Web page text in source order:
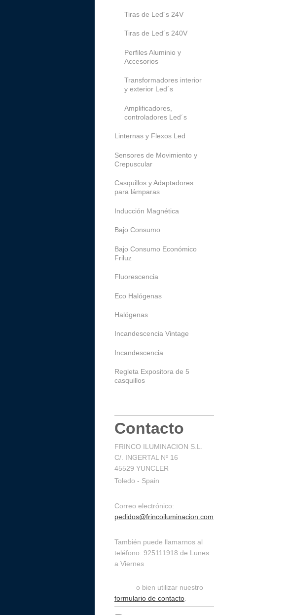
Tiras de Led´s 24V
Tiras de Led´s 240V
Perfiles Aluminio y
Accesorios
Transformadores interior
y exterior Led´s
Amplificadores,
controladores Led´s
Linternas y Flexos Led
Sensores de Movimiento y
Crepuscular
Casquillos y Adaptadores
para lámparas
Inducción Magnética
Bajo Consumo
Bajo Consumo Económico
Friluz
Fluorescencia
Eco Halógenas
Halógenas
Incandescencia Vintage
Incandescencia
Regleta Expositora de 5
casquillos
Contacto
FRINCO ILUMINACION S.L.
C/. INGERTAL Nº 16
45529 YUNCLER
Toledo - Spain
Correo electrónico:
pedidos@frincoiluminacion.com
También puede llamarnos al
teléfono: 925111918 de Lunes
a Viernes
o bien utilizar nuestro
formulario de contacto